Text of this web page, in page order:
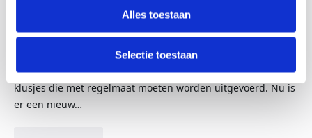
Alles toestaan
Selectie toestaan
Nieuw product: met een spuiregelaar de levensduur
van een stoomketel verlengen
Onderhoud is essentieel om de zeer lange levensduur van
uw stoomketel te garanderen. Veelal zijn dat relatief kleine
klusjes die met regelmaat moeten worden uitgevoerd. Nu is
er een nieuw…